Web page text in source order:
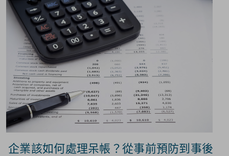
企業該如何處理呆帳？從事前預防到事後